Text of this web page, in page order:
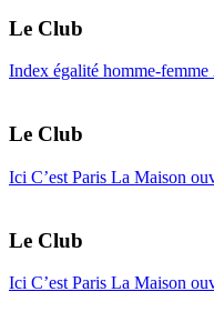
Le Club
Index égalité homme-femme
Le Club
Ici C’est Paris La Maison
Le Club
Ici C’est Paris La Maison